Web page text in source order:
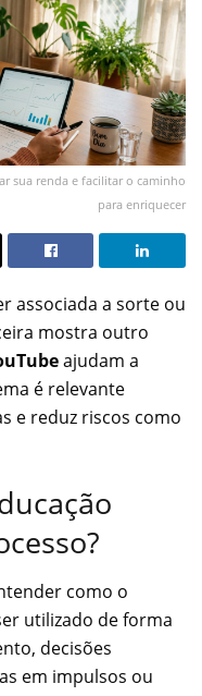
sua renda e facilitar o caminho
para enriquecer
associada a sorte ou
mostra outro
ajudam a
é relevante
e reduz riscos como
como o
utilizado de forma
decisões
em impulsos ou